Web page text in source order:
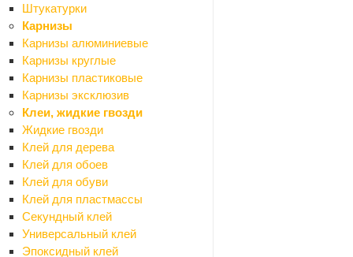
Штукатурки
Карнизы
Карнизы алюминиевые
Карнизы круглые
Карнизы пластиковые
Карнизы эксклюзив
Клеи, жидкие гвозди
Жидкие гвозди
Клей для дерева
Клей для обоев
Клей для обуви
Клей для пластмассы
Секундный клей
Универсальный клей
Эпоксидный клей
Шланги резиновые и пвх
Асболист, паронит
Шпаклевки готовые
Назад
Шпаклевки готовые
Для внутренних и наружных работ
Для внутренних работ
По дереву
Шпаклевки-замазки
Эпоксидные шпаклевки
Инструменты
Назад
Инструменты
Электроинструмент